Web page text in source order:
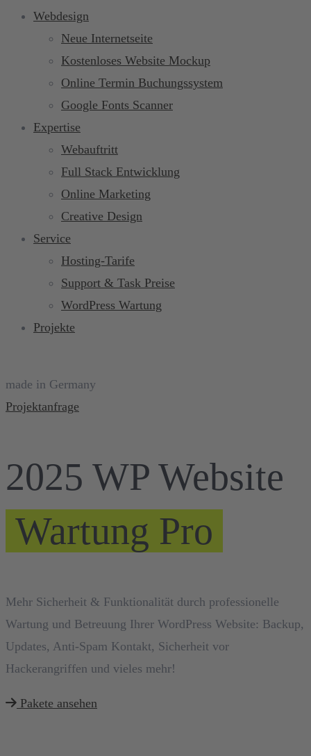
Webdesign
Neue Internetseite
Kostenloses Website Mockup
Online Termin Buchungssystem
Google Fonts Scanner
Expertise
Webauftritt
Full Stack Entwicklung
Online Marketing
Creative Design
Service
Hosting-Tarife
Support & Task Preise
WordPress Wartung
Projekte
made in Germany
Projektanfrage
2025 WP Website
Wartung Pro
Mehr Sicherheit & Funktionalität durch professionelle
Wartung und Betreuung Ihrer WordPress Website: Backup,
Updates, Anti-Spam Kontakt, Sicherheit vor
Hackerangriffen und vieles mehr!
Pakete ansehen